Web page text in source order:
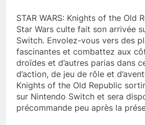
STAR WARS: Knights of the Old
Star Wars culte fait son arrivée
Switch. Envolez-vous vers des
fascinantes et combattez aux
droïdes et d’autres parias dans
d’action, de jeu de rôle et
Knights of the Old Republic
sur Nintendo Switch et sera
précommande peu après la